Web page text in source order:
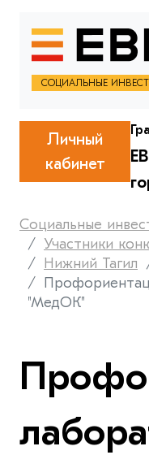
СОЦИАЛЬНЫЕ
Личный
кабинет
Социальные
Участники
Нижний Тагил
"МедОК"